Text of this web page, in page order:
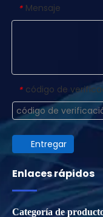
* Mensaje
* código de
Entregar
Enlaces rápidos
Categoría de